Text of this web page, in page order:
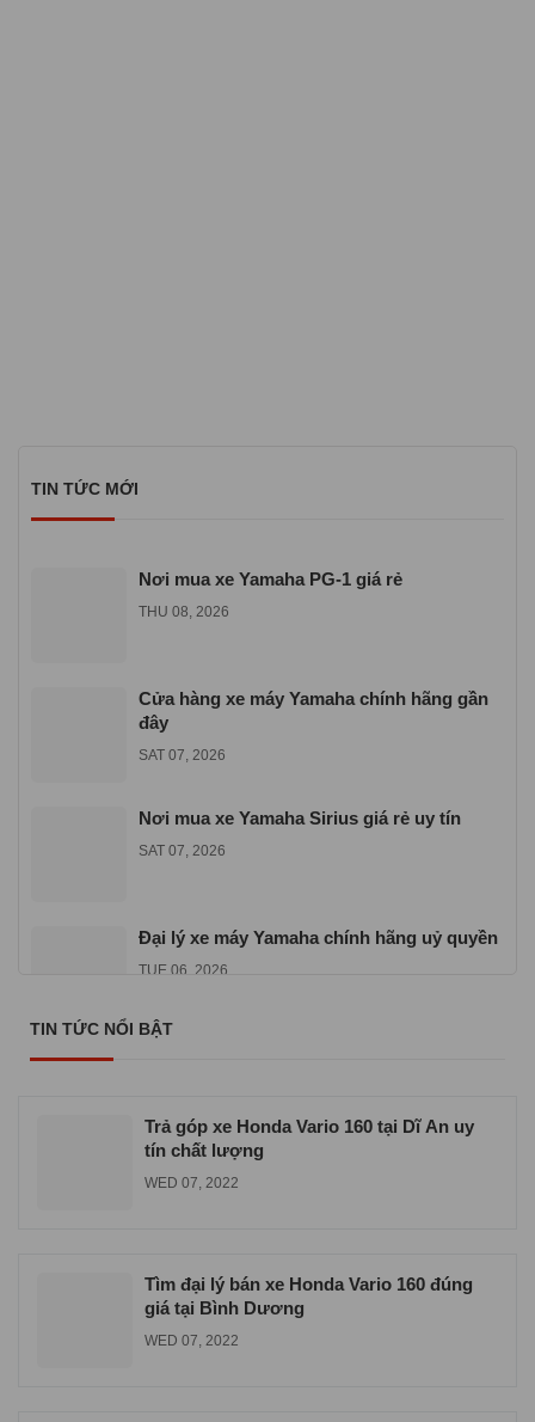
TIN TỨC MỚI
Nơi mua xe Yamaha PG-1 giá rẻ
THU 08, 2026
Cửa hàng xe máy Yamaha chính hãng gần
đây
SAT 07, 2026
Nơi mua xe Yamaha Sirius giá rẻ uy tín
SAT 07, 2026
Đại lý xe máy Yamaha chính hãng uỷ quyền
TUE 06, 2026
TIN TỨC NỔI BẬT
Trả góp xe Honda Vario 160 tại Dĩ An uy
tín chất lượng
WED 07, 2022
Tìm đại lý bán xe Honda Vario 160 đúng
giá tại Bình Dương
WED 07, 2022